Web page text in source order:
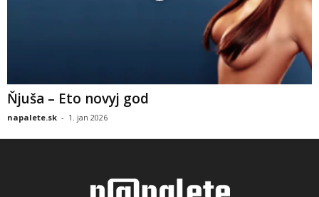
Ňjuša – Eto novyj god
napalete.sk - 1. jan 2026